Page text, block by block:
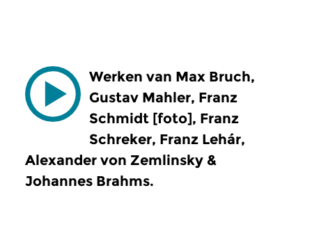
Werken van Max Bruch,
Gustav Mahler, Franz
Schmidt [foto], Franz
Schreker, Franz Lehár,
Alexander von Zemlinsky &
Johannes Brahms.